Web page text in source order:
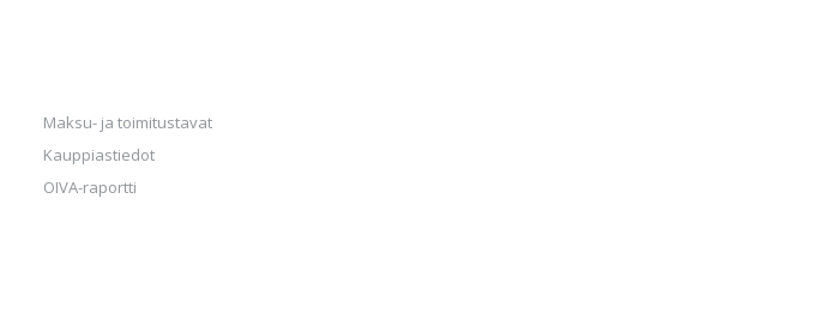
Maksu- ja toimitustavat
Kauppiastiedot
OIVA-raportti